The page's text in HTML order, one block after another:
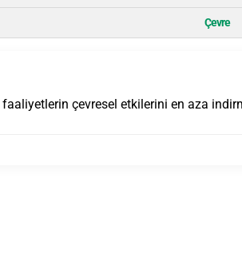
Çevre
faaliyetlerin çevresel etkilerini en aza